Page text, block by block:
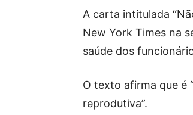
A carta intitulada
New York Times na
saúde dos
O texto afirma que é
reprodutiva”.